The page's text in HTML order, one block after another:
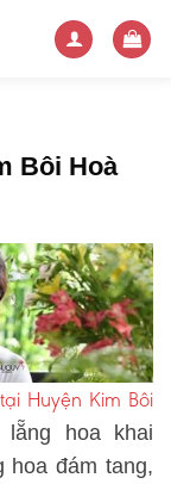
Bôi Hoà
Huyện Kim Bôi
hoa khai
hoa đám tang,